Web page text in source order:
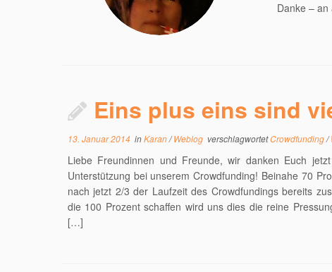
Danke –
Eins plus eins sind
13. Januar 2014inKaran/Weblog verschlagwortetCrowdfunding/
Liebe Freundinnen und Freunde, wir danken Euch
Unterstützung bei unserem Crowdfunding! Beinahe 70
nach jetzt 2/3 der Laufzeit des Crowdfundings bereits
die 100 Prozent schaffen wird uns dies die reine
[…]